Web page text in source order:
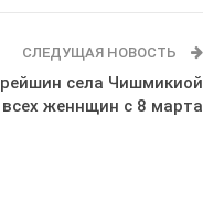
СЛЕДУЩАЯ НОВОСТЬ
села Чишмикиой
женнщин с 8 марта